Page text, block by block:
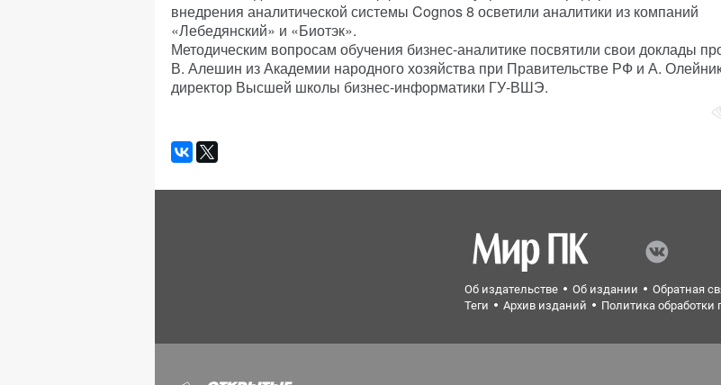
внедрения аналитической системы Cognos 8 осветили аналитики из компаний
«Лебедянский» и «Биотэк».
Методическим вопросам обучения бизнес-аналитике посвятили свои доклады
В. Алешин из Академии народного хозяйства при Правительстве РФ и А.
директор Высшей школы бизнес-информатики ГУ-ВШЭ.
Об издательстве Об издании Обратная
Теги
Архив изданий Политика